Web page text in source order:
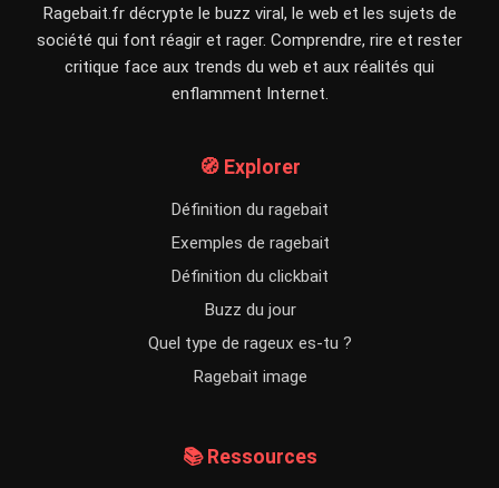
Ragebait.fr décrypte le buzz viral, le web et les sujets de
société qui font réagir et rager. Comprendre, rire et rester
critique face aux trends du web et aux réalités qui
enflamment Internet.
🧭 Explorer
Définition du ragebait
Exemples de ragebait
Définition du clickbait
Buzz du jour
Quel type de rageux es-tu ?
Ragebait image
📚 Ressources